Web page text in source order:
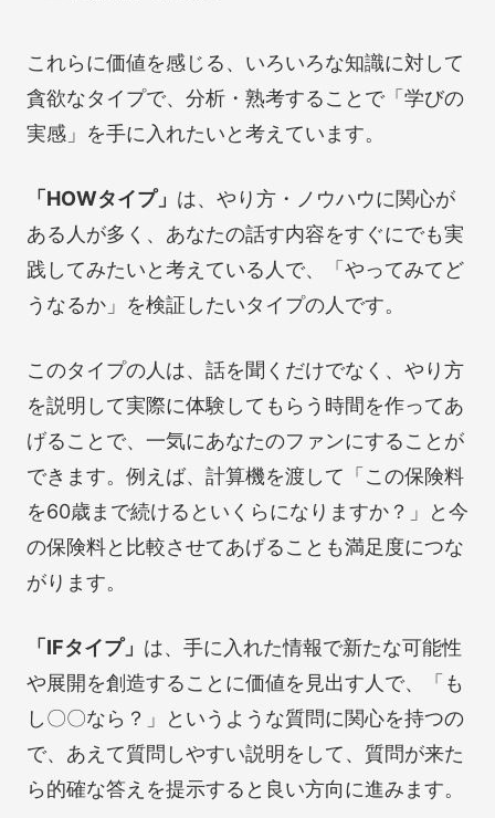
これらに価値を感じる、いろいろな知識に対して
貪欲なタイプで、分析・熟考することで「学びの
実感」を手に入れたいと考えています。
「HOWタイプ」 は、やり方・ノウハウに関心が
ある人が多く、あなたの話す内容をすぐにでも実
践してみたいと考えている人で、「やってみてど
うなるか」を検証したいタイプの人です。
このタイプの人は、話を聞くだけでなく、やり方
を説明して実際に体験してもらう時間を作ってあ
げることで、一気にあなたのファンにすることが
できます。例えば、計算機を渡して「この保険料
を60歳まで続けるといくらになりますか？」と今
の保険料と比較させてあげることも満足度につな
がります。
「IFタイプ」 は、手に入れた情報で新たな可能性
や展開を創造することに価値を見出す人で、「も
し〇〇なら？」というような質問に関心を持つの
で、あえて質問しやすい説明をして、質問が来た
ら的確な答えを提示すると良い方向に進みます。